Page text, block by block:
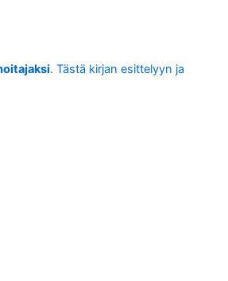
. Tästä kirjan esittelyyn ja